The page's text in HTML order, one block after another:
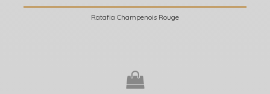
Ratafia Champenois Rouge